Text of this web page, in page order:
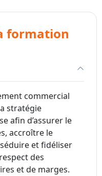
formation
commercial
stratégie
afin d’assurer le
accroître le
et fidéliser
des
et de marges.